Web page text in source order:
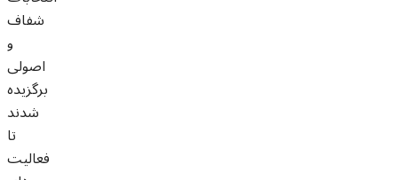
شفاف
و
اصولی
برگزیده
شدند
تا
فعالیت